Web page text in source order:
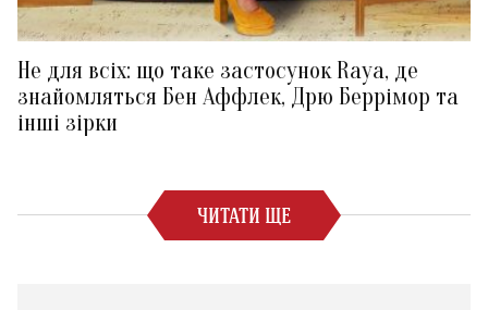
Не для всіх: що таке застосунок Raya, де
знайомляться Бен Аффлек, Дрю Беррімор та
інші зірки
ЧИТАТИ ЩЕ